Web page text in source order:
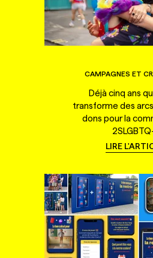
CAMPAGNES ET
Déjà cinq ans
transforme des
dons pour la
LIRE